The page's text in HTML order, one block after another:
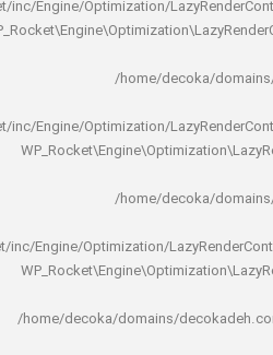
rocket/inc/Engine/Optimization/
/home/
rocket/inc/Engine/Optimization/
/home/
rocket/inc/Engine/Optimization/
/home/decoka/domains/